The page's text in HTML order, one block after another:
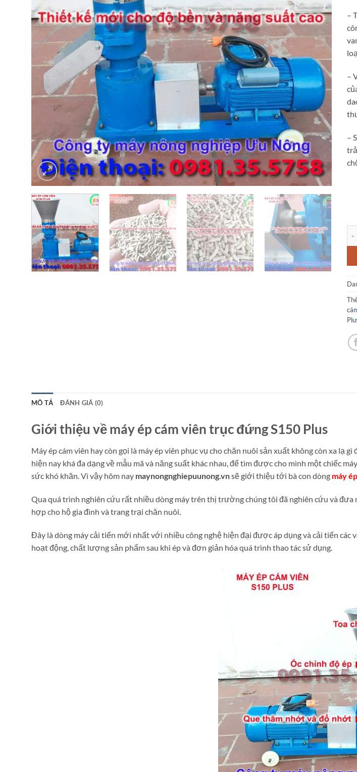
–
–
–
MÔ TẢ ĐÁNH GIÁ (0)
Giới thiệu về máy ép cám viên trục đứng S150 Plus
Máy ép cám viên hay còn gọi là máy ép viên phục vụ cho chăn nuôi sản xuất không còn xa lạ
hiện nay khá đa dạng về mẫu mã và năng suất khác nhau, để tìm được cho mình một chiếc
sức khó khăn. Vì vậy hôm nay maynongnghiepuunong.vnsẽ giới thiệu tới bà con dòng máy
Qua quá trình nghiên cứu rất nhiều dòng máy trên thị trường chúng tôi đã nghiên cứu và
hợp cho hộ gia đình và trang trại chăn nuôi.
Đây là dòng máy cải tiến mới nhất với nhiều công nghệ hiện đại được áp dụng và cải tiến các
hoạt động, chất lượng sản phẩm sau khi ép và đơn giản hóa quá trình thao tác sử dụng.